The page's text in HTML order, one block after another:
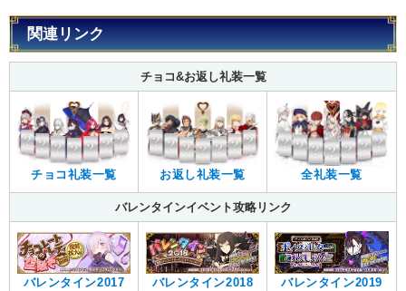
関連リンク
チョコ&お返し礼装一覧
チョコ礼装一覧 お返し礼装一覧 全礼装一覧
バレンタインイベント攻略リンク
バレンタイン2017 バレンタイン2018 バレンタイン2019